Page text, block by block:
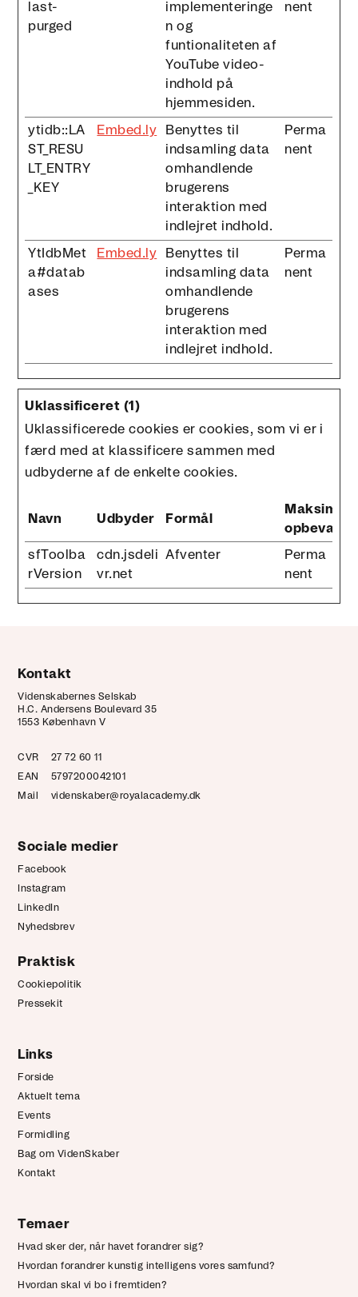
last-
purged
implementeringe
n og
funtionaliteten af
YouTube video-
indhold på
hjemmesiden.
nent
ytidb::LA
ST_RESU
LT_ENTRY
_KEY
Embed.ly
Benyttes til
indsamling data
omhandlende
brugerens
interaktion med
indlejret indhold.
Perma
nent
YtIdbMet
a#datab
ases
Embed.ly
Benyttes til
indsamling data
omhandlende
brugerens
interaktion med
indlejret indhold.
Perma
nent
Uklassificeret (1)
Uklassificerede cookies er cookies, som vi er i
færd med at klassificere sammen med
udbyderne af de enkelte cookies.
Navn Udbyder Formål
Maksimal
sfToolba
rVersion
cdn.jsdeli
vr.net
Afventer
Perma
nent
Kontakt
Videnskabernes Selskab
H.C. Andersens Boulevard 35
1553 København V
CVR
27 72 60 11
EAN
5797200042101
Mail
videnskaber@royalacademy.dk
Sociale medier
Facebook
Instagram
LinkedIn
Nyhedsbrev
Praktisk
Cookiepolitik
Pressekit
Links
Forside
Aktuelt tema
Events
Formidling
Bag om VidenSkaber
Kontakt
Temaer
Hvad sker der, når havet forandrer sig?
Hvordan forandrer kunstig intelligens vores samfund?
Hvordan skal vi bo i fremtiden?